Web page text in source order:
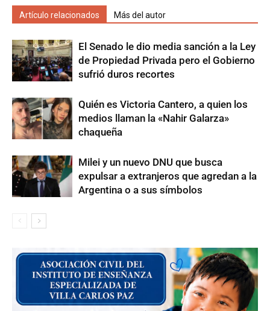
Artículo relacionados Más del autor
El Senado le dio media sanción a la Ley
de Propiedad Privada pero el Gobierno
sufrió duros recortes
Quién es Victoria Cantero, a quien los
medios llaman la «Nahir Galarza»
chaqueña
Milei y un nuevo DNU que busca
expulsar a extranjeros que agredan a la
Argentina o a sus símbolos